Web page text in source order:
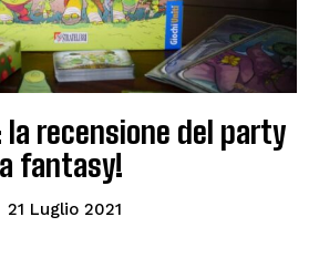
la recensione del party
fantasy!
21 Luglio 2021